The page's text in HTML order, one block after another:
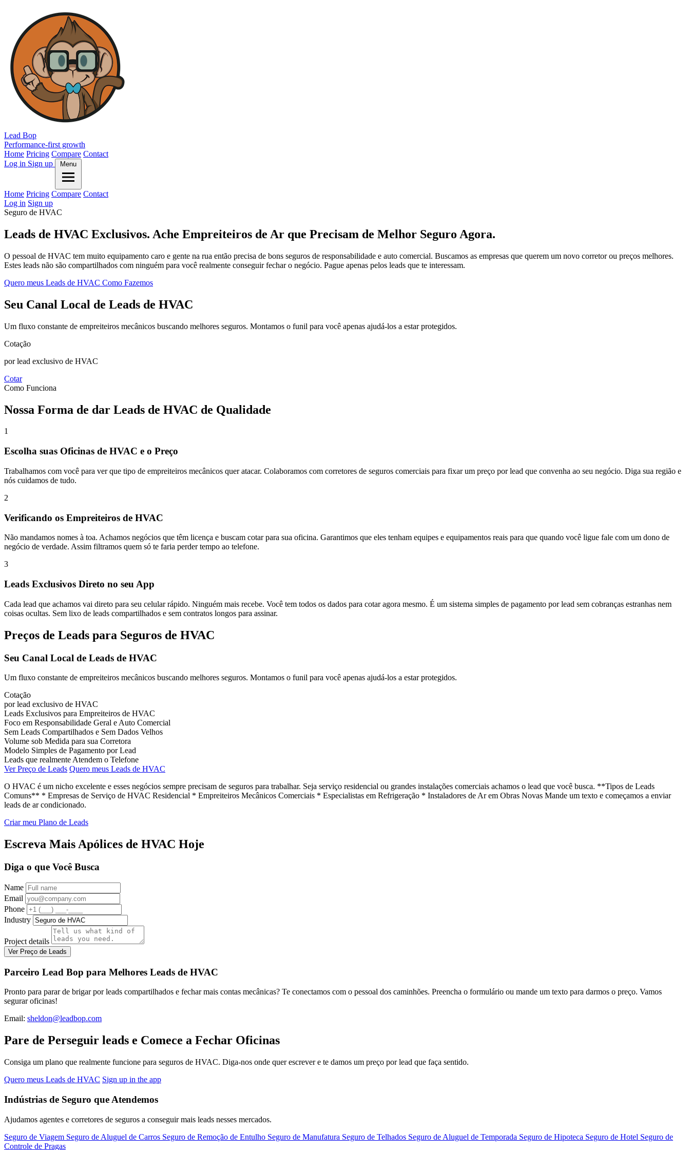
Lead Bop
Performance-first growth
Home Pricing Compare Contact
Log in Sign up Menu
Home Pricing Compare Contact
Log in Sign up
Seguro de HVAC
Leads de HVAC Exclusivos. Ache Empreiteiros de Ar que Precisam de Melhor Seguro Agora.
O pessoal de HVAC tem muito equipamento caro e gente na rua então precisa de bons seguros de responsabilidade e auto comercial. Buscamos as empresas que querem um novo corretor ou preços melhores.
Estes leads não são compartilhados com ninguém para você realmente conseguir fechar o negócio. Pague apenas pelos leads que te interessam.
Quero meus Leads de HVAC Como Fazemos
Seu Canal Local de Leads de HVAC
Um fluxo constante de empreiteiros mecânicos buscando melhores seguros. Montamos o funil para você apenas ajudá-los a estar protegidos.
Cotação
por lead exclusivo de HVAC
Cotar
Como Funciona
Nossa Forma de dar Leads de HVAC de Qualidade
1
Escolha suas Oficinas de HVAC e o Preço
Trabalhamos com você para ver que tipo de empreiteiros mecânicos quer atacar. Colaboramos com corretores de seguros comerciais para fixar um preço por lead que convenha ao seu negócio. Diga sua região e
nós cuidamos de tudo.
2
Verificando os Empreiteiros de HVAC
Não mandamos nomes à toa. Achamos negócios que têm licença e buscam cotar para sua oficina. Garantimos que eles tenham equipes e equipamentos reais para que quando você ligue fale com um dono de
negócio de verdade. Assim filtramos quem só te faria perder tempo ao telefone.
3
Leads Exclusivos Direto no seu App
Cada lead que achamos vai direto para seu celular rápido. Ninguém mais recebe. Você tem todos os dados para cotar agora mesmo. É um sistema simples de pagamento por lead sem cobranças estranhas nem
coisas ocultas. Sem lixo de leads compartilhados e sem contratos longos para assinar.
Preços de Leads para Seguros de HVAC
Seu Canal Local de Leads de HVAC
Um fluxo constante de empreiteiros mecânicos buscando melhores seguros. Montamos o funil para você apenas ajudá-los a estar protegidos.
Cotação
por lead exclusivo de HVAC
Leads Exclusivos para Empreiteiros de HVAC
Foco em Responsabilidade Geral e Auto Comercial
Sem Leads Compartilhados e Sem Dados Velhos
Volume sob Medida para sua Corretora
Modelo Simples de Pagamento por Lead
Leads que realmente Atendem o Telefone
Ver Preço de Leads Quero meus Leads de HVAC
O HVAC é um nicho excelente e esses negócios sempre precisam de seguros para trabalhar. Seja serviço residencial ou grandes instalações comerciais achamos o lead que você busca. **Tipos de Leads
Comuns** * Empresas de Serviço de HVAC Residencial * Empreiteiros Mecânicos Comerciais * Especialistas em Refrigeração * Instaladores de Ar em Obras Novas Mande um texto e começamos a enviar
leads de ar condicionado.
Criar meu Plano de Leads
Escreva Mais Apólices de HVAC Hoje
Diga o que Você Busca
Name
Email
Phone
Industry
Project details
Ver Preço de Leads
Parceiro Lead Bop para Melhores Leads de HVAC
Pronto para parar de brigar por leads compartilhados e fechar mais contas mecânicas? Te conectamos com o pessoal dos caminhões. Preencha o formulário ou mande um texto para darmos o preço. Vamos
segurar oficinas!
Email: sheldon@leadbop.com
Pare de Perseguir leads e Comece a Fechar Oficinas
Consiga um plano que realmente funcione para seguros de HVAC. Diga-nos onde quer escrever e te damos um preço por lead que faça sentido.
Quero meus Leads de HVAC Sign up in the app
Indústrias de Seguro que Atendemos
Ajudamos agentes e corretores de seguros a conseguir mais leads nesses mercados.
Seguro de Viagem Seguro de Aluguel de Carros Seguro de Remoção de Entulho Seguro de Manufatura Seguro de Telhados Seguro de Aluguel de Temporada Seguro de Hipoteca Seguro de Hotel Seguro de
Controle de Pragas